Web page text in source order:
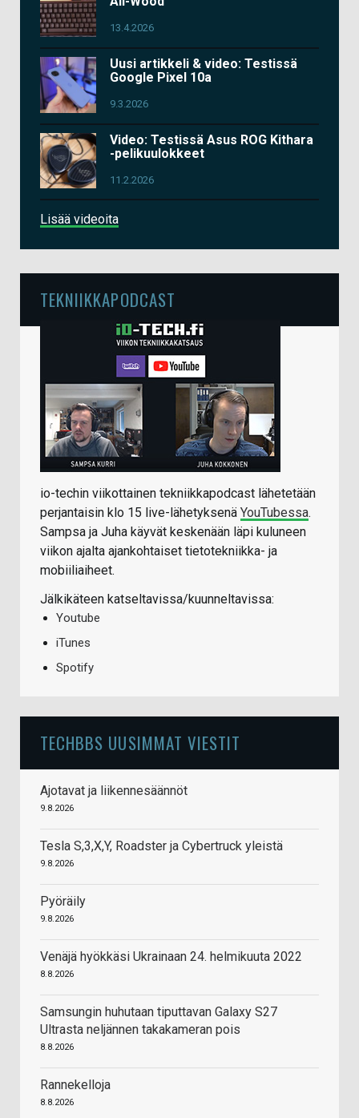
13.4.2026
Uusi artikkeli & video: Testissä
Google Pixel 10a
9.3.2026
Video: Testissä Asus ROG Kithara
-pelikuulokkeet
11.2.2026
Lisää videoita
TEKNIIKKAPODCAST
io-techin viikottainen tekniikkapodcast lähetetään
perjantaisin klo 15 live-lähetyksenä YouTubessa.
Sampsa ja Juha käyvät keskenään läpi kuluneen
viikon ajalta ajankohtaiset tietotekniikka- ja
mobiiliaiheet.
Jälkikäteen katseltavissa/kuunneltavissa:
Youtube
iTunes
Spotify
TECHBBS UUSIMMAT VIESTIT
Ajotavat ja liikennesäännöt
9.8.2026
Tesla S,3,X,Y, Roadster ja Cybertruck yleistä
9.8.2026
Pyöräily
9.8.2026
Venäjä hyökkäsi Ukrainaan 24. helmikuuta 2022
8.8.2026
Samsungin huhutaan tiputtavan Galaxy S27
Ultrasta neljännen takakameran pois
8.8.2026
Rannekelloja
8.8.2026